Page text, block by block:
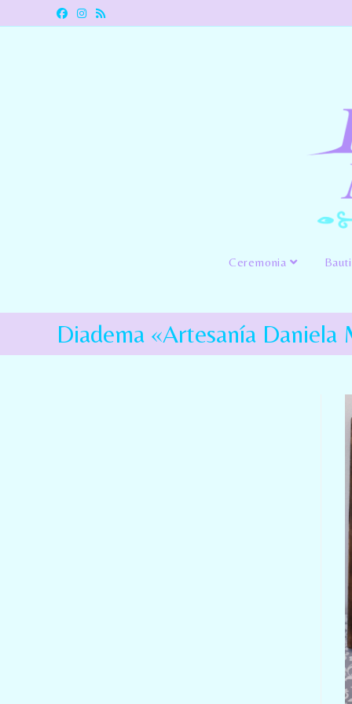
Ceremonia
Diadema «Artesanía Daniela